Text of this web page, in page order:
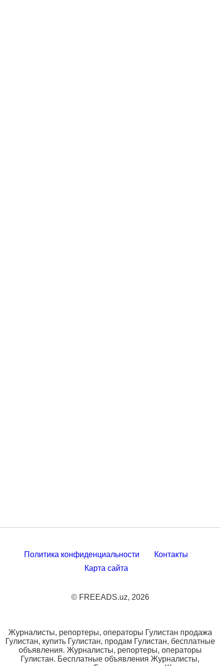
Политика конфиденциальности
Контакты
Карта сайта
© FREEADS.uz, 2026
Журналисты, репортеры, операторы Гулистан продажа
Гулистан, купить Гулистан, продам Гулистан, бесплатные
объявления. Журналисты, репортеры, операторы
Гулистан. Бесплатные объявления Журналисты,